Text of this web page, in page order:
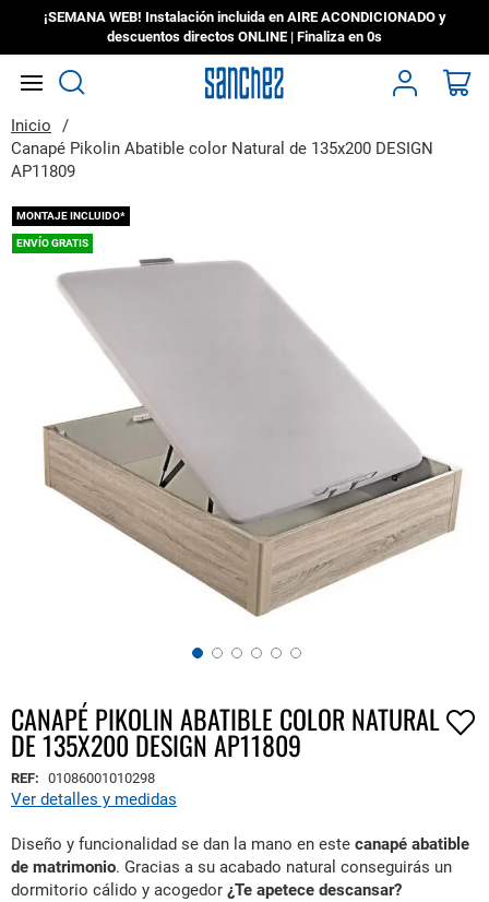
¡SEMANA WEB! Instalación incluida en AIRE ACONDICIONADO y
descuentos directos ONLINE | Finaliza en 0s
Inicio
Canapé Pikolin Abatible color Natural de 135x200 DESIGN
AP11809
MONTAJE INCLUIDO*
ENVÍO GRATIS
Saltar
al
Saltar
al
comienzo
de
la
de
imágenes
CANAPÉ PIKOLIN ABATIBLE COLOR NATURAL
DE 135X200 DESIGN AP11809
Ver detalles y medidas
REF: 01086001010298
Diseño y funcionalidad se dan la mano en este canapé abatible
de matrimonio. Gracias a su acabado natural conseguirás un
dormitorio cálido y acogedor ¿Te apetece descansar?